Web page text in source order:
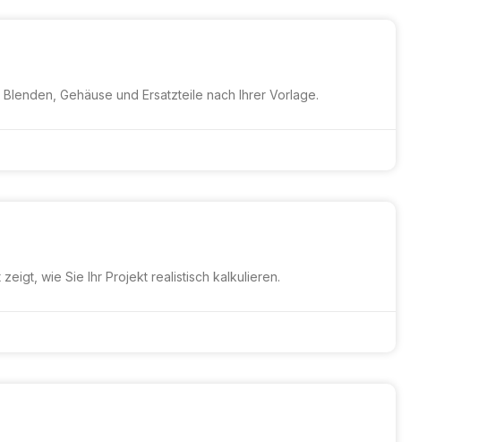
Gehäuse und Ersatzteile nach Ihrer Vorlage.
wie Sie Ihr Projekt realistisch kalkulieren.